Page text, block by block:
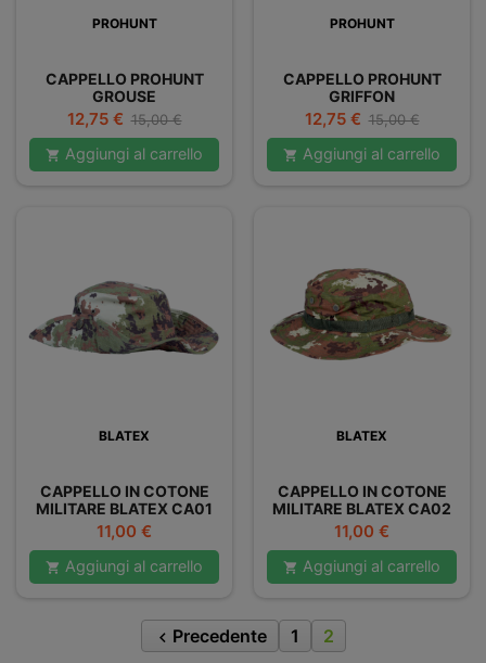
PROHUNT
CAPPELLO PROHUNT
GROUSE
Prezzo
12,75 € Prezzo
base
15,00 €
 Aggiungi al carrello
PROHUNT
CAPPELLO PROHUNT
GRIFFON
Prezzo
12,75 € Prezzo
base
15,00 €
 Aggiungi al carrello
BLATEX
CAPPELLO IN COTONE
MILITARE BLATEX CA01
Prezzo
11,00 €
 Aggiungi al carrello
BLATEX
CAPPELLO IN COTONE
MILITARE BLATEX CA02
Prezzo
11,00 €
 Aggiungi al carrello
 Precedente 1 2